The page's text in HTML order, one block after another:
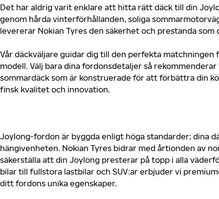
Det har aldrig varit enklare att hitta rätt däck till din
genom hårda vinterförhållanden, soliga
levererar Nokian Tyres den säkerhet och prestanda som
Vår däckväljare guidar dig till den perfekta matchningen
modell. Välj bara dina fordonsdetaljer så
sommardäck som är konstruerade för att förbättra din
finsk kvalitet och innovation.
Joylong-fordon är byggda enligt höga standarder; dina
hängivenheten. Nokian Tyres bidrar med årtionden av
säkerställa att din Joylong presterar på topp i alla
bilar till fullstora lastbilar och SUV:ar erbjuder vi
ditt fordons unika egenskaper.